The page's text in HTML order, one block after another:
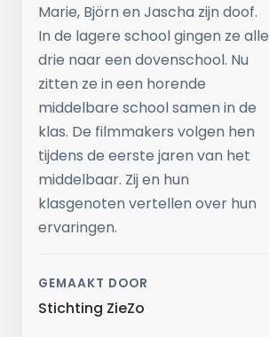
Marie, Björn en Jascha zijn doof.
In de lagere school gingen ze alle
drie naar een dovenschool. Nu
zitten ze in een horende
middelbare school samen in de
klas. De filmmakers volgen hen
tijdens de eerste jaren van het
middelbaar. Zij en hun
klasgenoten vertellen over hun
ervaringen.
GEMAAKT DOOR
Stichting ZieZo